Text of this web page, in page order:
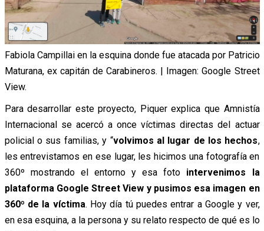
Fabiola Campillai en la esquina donde fue atacada por Patricio
Maturana, ex capitán de Carabineros. | Imagen: Google Street
View.
Para desarrollar este proyecto, Piquer explica que Amnistía
Internacional se acercó a once víctimas directas del actuar
policial o sus familias, y “volvimos al lugar de los hechos,
les entrevistamos en ese lugar, les hicimos una fotografía en
360º mostrando el entorno y esa foto intervenimos la
plataforma Google Street View y pusimos esa imagen en
360º de la víctima. Hoy día tú puedes entrar a Google y ver,
en esa esquina, a la persona y su relato respecto de qué es lo